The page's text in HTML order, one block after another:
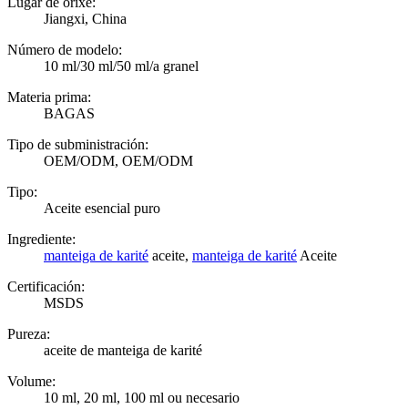
Jiangxi, China
Número de modelo:
10 ml/30 ml/50 ml/a granel
Materia prima:
BAGAS
Tipo de subministración:
OEM/ODM, OEM/ODM
Tipo:
Aceite esencial puro
Ingrediente:
manteiga de karité aceite, manteiga de karité Aceite
Certificación:
MSDS
Pureza:
aceite de manteiga de karité
Volume:
10 ml, 20 ml, 100 ml ou necesario